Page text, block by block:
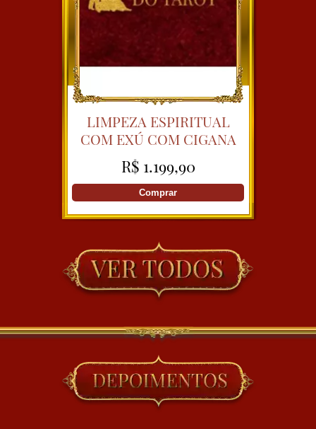
LIMPEZA ESPIRITUAL
COM EXÚ COM CIGANA
SULAMITA
R$ 1.199,90
Comprar